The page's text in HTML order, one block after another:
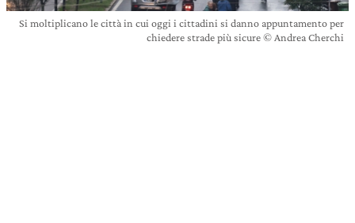
Si moltiplicano le città in cui oggi i cittadini si danno appuntamento per
chiedere strade più sicure © Andrea Cherchi